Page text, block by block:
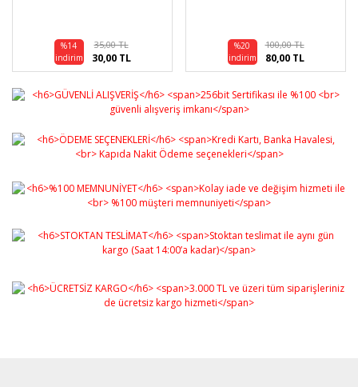
%14
indirim
35,00 TL
30,00 TL
%20
indirim
100,00 TL
80,00 TL